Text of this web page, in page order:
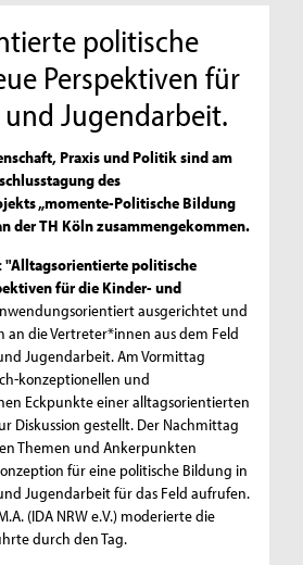
politische
Perspektiven für
Jugendarbeit.
Praxis und Politik sind am
des
„momente-Politische Bildung
der TH Köln zusammengekommen.
"Alltagsorientierte politische
für die Kinder- und
ausgerichtet und
an die Vertreter*innen aus dem Feld
Jugendarbeit. Am Vormittag
konzeptionellen und
Eckpunkte einer alltagsorientierten
Diskussion gestellt. Der Nachmittag
Themen und Ankerpunkten
für eine politische Bildung in
Jugendarbeit für das Feld aufrufen.
(IDA NRW e.V.) moderierte die
durch den Tag.